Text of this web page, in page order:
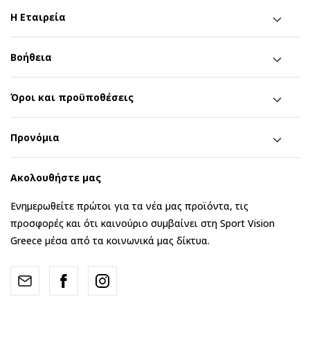
Η Εταιρεία
Βοήθεια
Όροι και προϋποθέσεις
Προνόμια
Ακολουθήστε μας
Ενημερωθείτε πρώτοι για τα νέα μας προϊόντα, τις
προσφορές και ότι καινούριο συμβαίνει στη Sport Vision
Greece μέσα από τα κοινωνικά μας δίκτυα.